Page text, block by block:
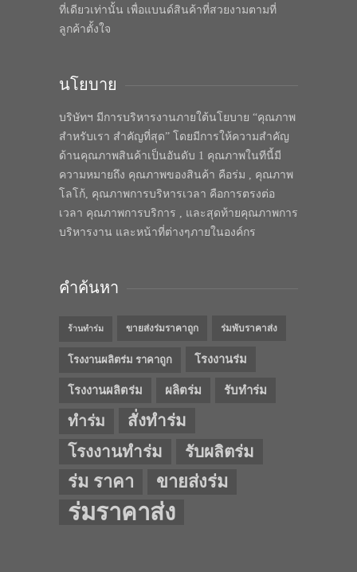
ที่เดียวเท่านั้น เพื่อแบนด์สินค้าที่สวยงามตามที่
ลูกค้าตั้งใจ
นโยบาย
บริษัทฯ มีการบริหารงานภายใต้นโยบาย “คุณภาพ
สำหรับเรา สำคัญที่สุด” โดยมีการให้ความสำคัญ
ด้านคุณภาพสินค้าเป็นอันดับ 1 คุณภาพในทีนี้มี
ความหมายถึง คุณภาพของสินค้า คือร่ม , คุณภาพ
โลโก้, คุณภาพการบริหารเวลา คือการตรงต่อ
เวลา คุณภาพการบริการ , และสุดท้ายคุณภาพการ
บริหารงาน และหน้าที่ต่างๆภายในองค์กร
คำค้นหา
ร้านทำร่ม ขายส่งร่มราคาถูก ร่มพับราคาส่ง
โรงงานผลิตร่ม ราคาถูก โรงงานร่ม
โรงงานผลิตร่ม ผลิตร่ม รับทำร่ม
ทำร่ม
สั่งทำร่ม
โรงงานทำร่ม
รับผลิตร่ม
ร่ม ราคา ขายส่งร่ม
ร่มราคาส่ง